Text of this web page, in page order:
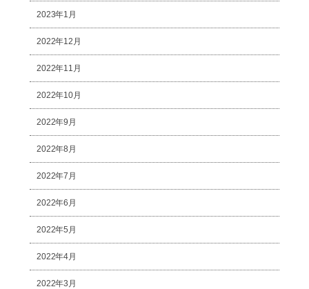
2023年1月
2022年12月
2022年11月
2022年10月
2022年9月
2022年8月
2022年7月
2022年6月
2022年5月
2022年4月
2022年3月